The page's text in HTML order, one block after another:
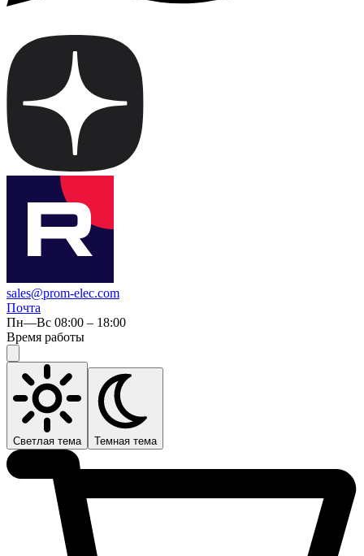
sales@prom-elec.com
Почта
Пн—Вс 08:00 – 18:00
Время работы
Светлая тема Темная тема